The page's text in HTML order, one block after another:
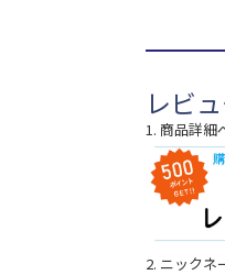
レビ
1. 商品詳細
2. ニックネ